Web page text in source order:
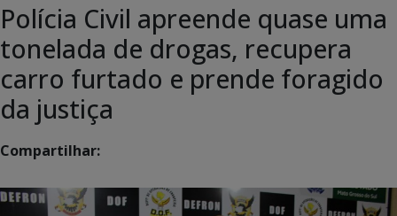
Polícia Civil apreende quase uma
tonelada de drogas, recupera
carro furtado e prende foragido
da justiça
Compartilhar: